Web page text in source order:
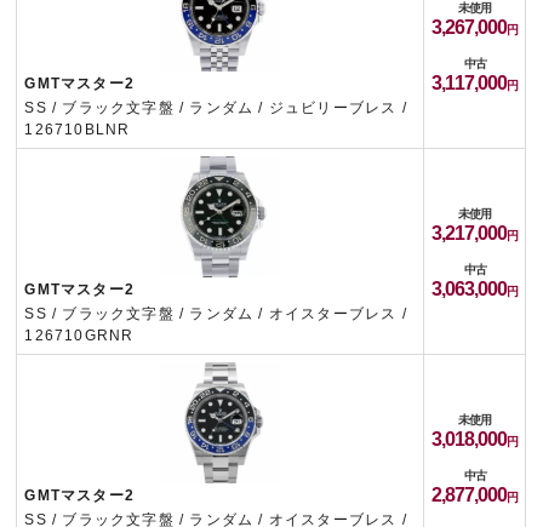
GMTマスター2
SS / ブラック文字盤 / ランダム / ジュビリーブレス /
126710BLNR
未使用
3,267,000
中古
3,117,000
GMTマスター2
SS / ブラック文字盤 / ランダム / オイスターブレス /
126710GRNR
未使用
3,217,000
中古
3,063,000
GMTマスター2
SS / ブラック文字盤 / ランダム / オイスターブレス /
未使用
3,018,000
中古
2,877,000